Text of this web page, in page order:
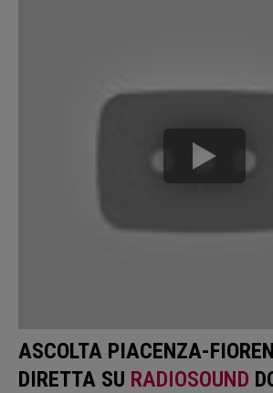
ASCOLTA PIACENZA-
DIRETTA SU RADIOSOUND